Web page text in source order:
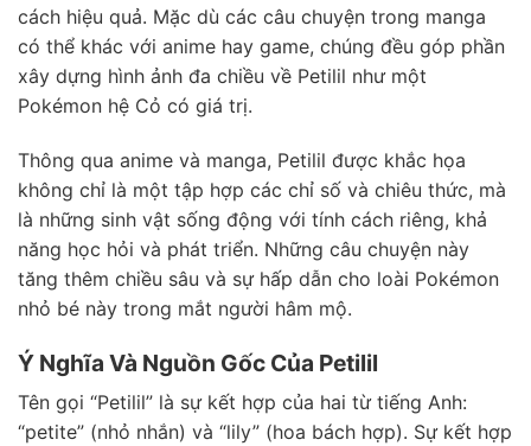
cách hiệu quả. Mặc dù các câu chuyện trong manga
có thể khác với anime hay game, chúng đều góp phần
xây dựng hình ảnh đa chiều về Petilil như một
Pokémon hệ Cỏ có giá trị.
Thông qua anime và manga, Petilil được khắc họa
không chỉ là một tập hợp các chỉ số và chiêu thức, mà
là những sinh vật sống động với tính cách riêng, khả
năng học hỏi và phát triển. Những câu chuyện này
tăng thêm chiều sâu và sự hấp dẫn cho loài Pokémon
nhỏ bé này trong mắt người hâm mộ.
Ý Nghĩa Và Nguồn Gốc Của Petilil
Tên gọi “Petilil” là sự kết hợp của hai từ tiếng Anh:
“petite” (nhỏ nhắn) và “lily” (hoa bách hợp). Sự kết hợp